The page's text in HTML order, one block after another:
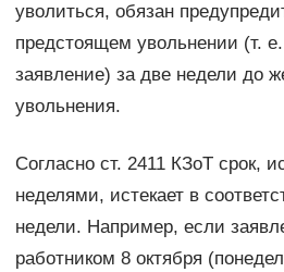
уволиться, обязан
предстоящем увольнении (т.
заявление) за две недели до
увольнения.
Согласно ст. 2411 КЗоТ срок,
неделями, истекает в
недели. Например, если
работником 8 октября